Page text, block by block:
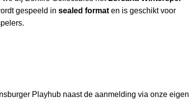
gespeeld in sealed format en is geschikt voor
Playhub naast de aanmelding via onze eigen